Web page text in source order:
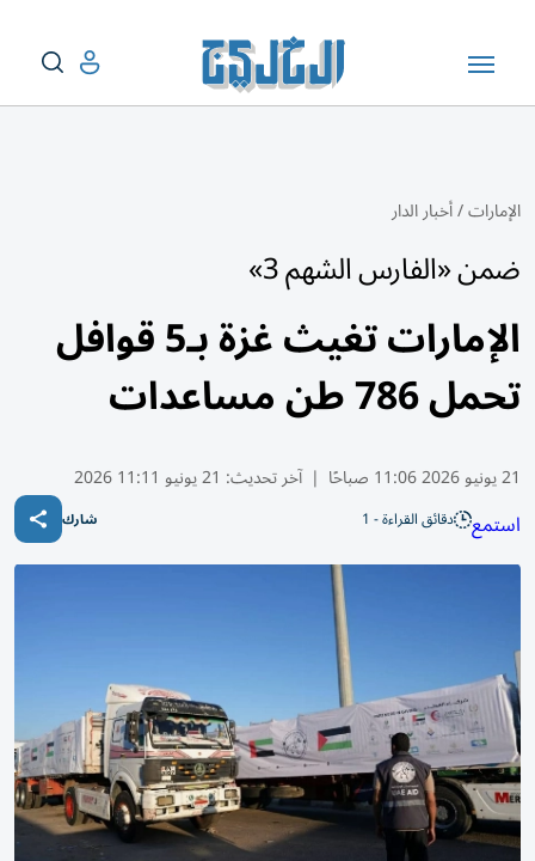
الإمارات/أخبار الدار
ضمن «الفارس الشهم 3»
الإمارات تغيث غزة بـ5 قوافل
تحمل 786 طن مساعدات
21 يونيو 2026 11:06 صباحًا | آخر تحديث: 21 يونيو 11:11 2026
استمع دقائق القراءة - 1 شارك